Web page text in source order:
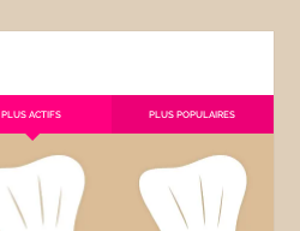
PLUS ACTIFS PLUS POPULAIRES